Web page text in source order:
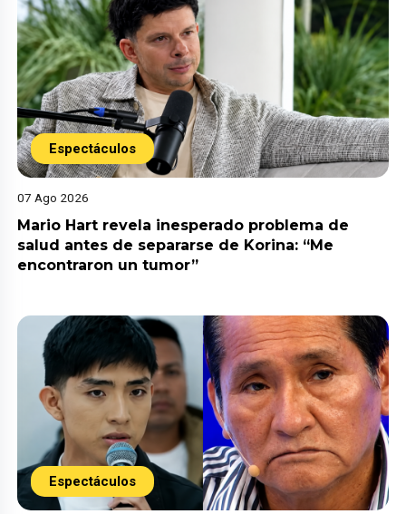
Espectáculos
07 Ago 2026
Mario Hart revela inesperado problema de
salud antes de separarse de Korina: “Me
encontraron un tumor”
Espectáculos